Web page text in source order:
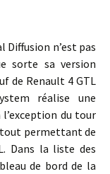
n’est pas
sorte sa version
de Renault 4 GTL
réalise une
du tour
tout permettant de
Dans la liste des
de bord de la